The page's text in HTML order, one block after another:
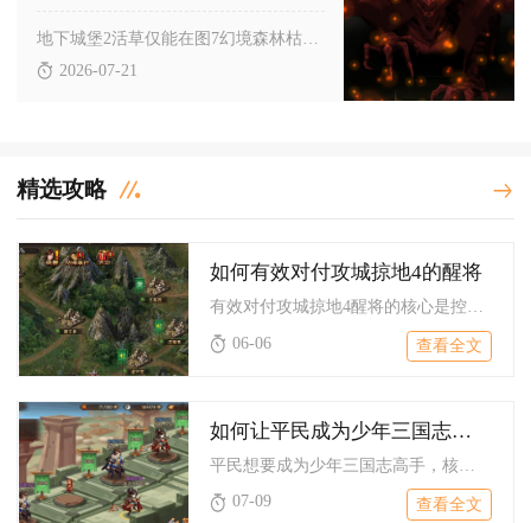
2026-07-21
精选攻略
如何有效对付攻城掠地4的醒将
有效对付攻城掠地4醒将的核心是控节奏、破联动、堆针对、卡战法...
06-06
查看全文
如何让平民成为少年三国志高手
平民想要成为少年三国志高手，核心方法是锁定单一易成型阵营集中...
07-09
查看全文